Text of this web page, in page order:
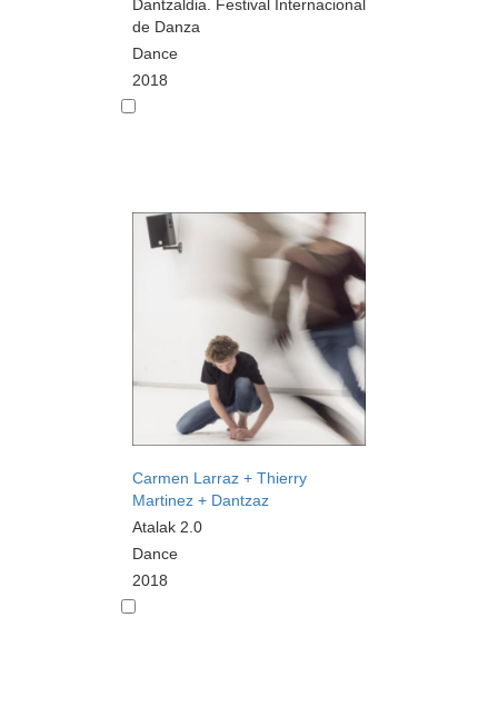
Dantzaldia. Festival Internacional
de Danza
Dance
2018
Carmen Larraz + Thierry
Martinez + Dantzaz
Atalak 2.0
Dance
2018